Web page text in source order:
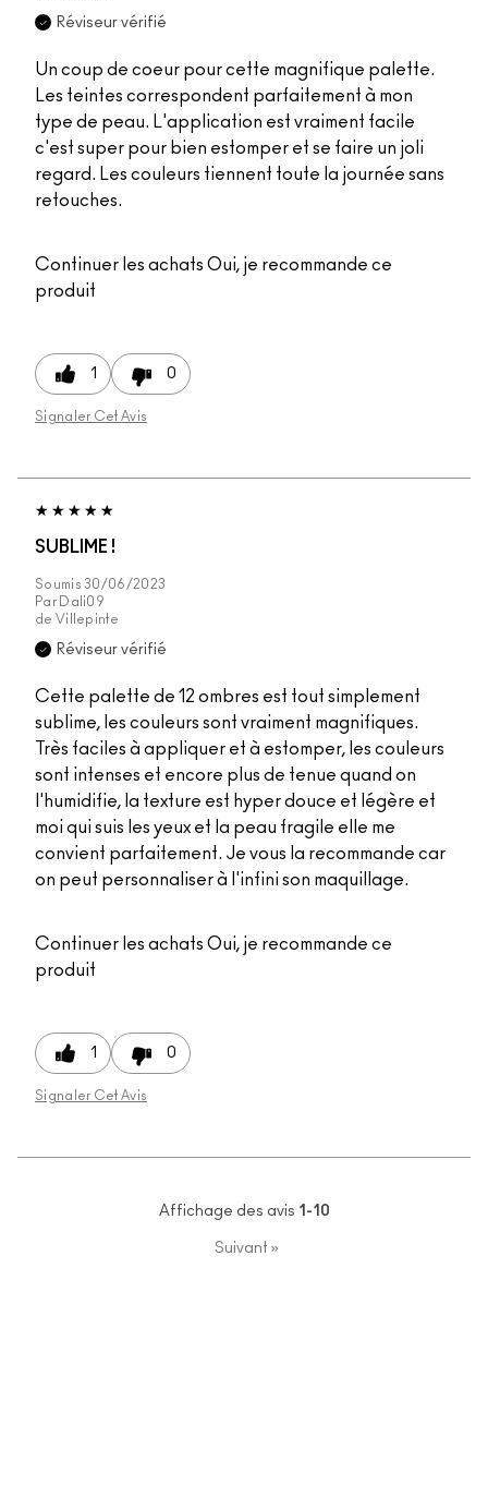
Réviseur vérifié
Un coup de coeur pour cette magnifique palette.
Les teintes correspondent parfaitement à mon
type de peau. L'application est vraiment facile
c'est super pour bien estomper et se faire un joli
regard. Les couleurs tiennent toute la journée sans
retouches.
Continuer les achats Oui, je recommande ce
produit
1 0
Signaler Cet Avis
SUBLIME !
Soumis30/06/2023
Par Dali09
de Villepinte
Réviseur vérifié
Cette palette de 12 ombres est tout simplement
sublime, les couleurs sont vraiment magnifiques.
Très faciles à appliquer et à estomper, les couleurs
sont intenses et encore plus de tenue quand on
l'humidifie, la texture est hyper douce et légère et
moi qui suis les yeux et la peau fragile elle me
convient parfaitement. Je vous la recommande car
on peut personnaliser à l'infini son maquillage.
Continuer les achats Oui, je recommande ce
produit
1 0
Signaler Cet Avis
Affichage des avis 1-10
Suivant »